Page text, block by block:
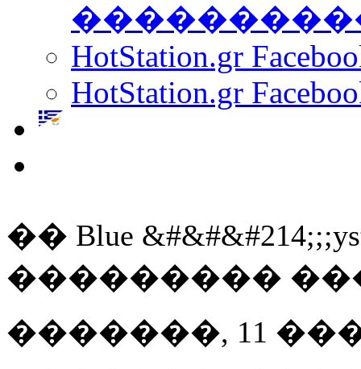
HotStation.gr
HotStation.gr
�� Blue
���������
�������, 11 ���